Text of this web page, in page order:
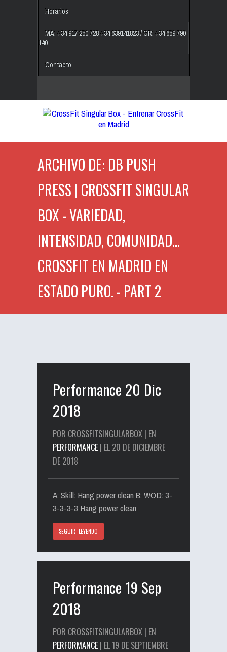
Horarios
MA: +34 917 250 728 +34 639141823 / GR: +34 659 790
140
Contacto
ARCHIVO DE: DB PUSH
PRESS | CROSSFIT SINGULAR
BOX - VARIEDAD,
INTENSIDAD, COMUNIDAD...
CROSSFIT EN MADRID EN
ESTADO PURO. - PART 2
Performance 20 Dic
2018
POR CROSSFITSINGULARBOX | EN
PERFORMANCE | EL 20 DE DICIEMBRE
DE 2018
A: Skill: Hang power clean B: WOD: 3-
3-3-3-3 Hang power clean
SEGUIR LEYENDO
Performance 19 Sep
2018
POR CROSSFITSINGULARBOX | EN
PERFORMANCE | EL 19 DE SEPTIEMBRE